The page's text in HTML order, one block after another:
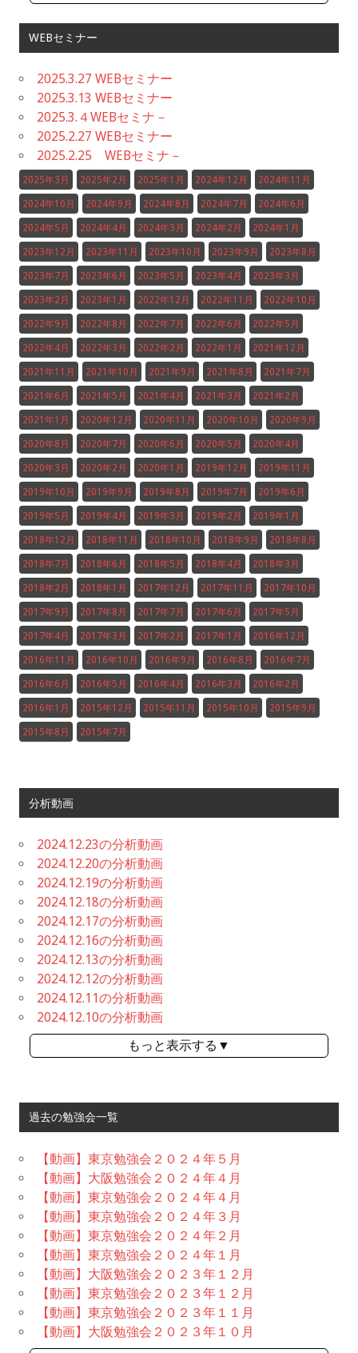
WEBセミナー
2025.3.27 WEBセミナー
2025.3.13 WEBセミナー
2025.3.４WEBセミナ－
2025.2.27 WEBセミナー
2025.2.25 WEBセミナ－
2025年3月 2025年2月 2025年1月 2024年12月 2024年11月
2024年10月 2024年9月 2024年8月 2024年7月 2024年6月
2024年5月 2024年4月 2024年3月 2024年2月 2024年1月
2023年12月 2023年11月 2023年10月 2023年9月 2023年8月
2023年7月 2023年6月 2023年5月 2023年4月 2023年3月
2023年2月 2023年1月 2022年12月 2022年11月 2022年10月
2022年9月 2022年8月 2022年7月 2022年6月 2022年5月
2022年4月 2022年3月 2022年2月 2022年1月 2021年12月
2021年11月 2021年10月 2021年9月 2021年8月 2021年7月
2021年6月 2021年5月 2021年4月 2021年3月 2021年2月
2021年1月 2020年12月 2020年11月 2020年10月 2020年9月
2020年8月 2020年7月 2020年6月 2020年5月 2020年4月
2020年3月 2020年2月 2020年1月 2019年12月 2019年11月
2019年10月 2019年9月 2019年8月 2019年7月 2019年6月
2019年5月 2019年4月 2019年3月 2019年2月 2019年1月
2018年12月 2018年11月 2018年10月 2018年9月 2018年8月
2018年7月 2018年6月 2018年5月 2018年4月 2018年3月
2018年2月 2018年1月 2017年12月 2017年11月 2017年10月
2017年9月 2017年8月 2017年7月 2017年6月 2017年5月
2017年4月 2017年3月 2017年2月 2017年1月 2016年12月
2016年11月 2016年10月 2016年9月 2016年8月 2016年7月
2016年6月 2016年5月 2016年4月 2016年3月 2016年2月
2016年1月 2015年12月 2015年11月 2015年10月 2015年9月
2015年8月 2015年7月
分析動画
2024.12.23の分析動画
2024.12.20の分析動画
2024.12.19の分析動画
2024.12.18の分析動画
2024.12.17の分析動画
2024.12.16の分析動画
2024.12.13の分析動画
2024.12.12の分析動画
2024.12.11の分析動画
2024.12.10の分析動画
もっと表示する▼
過去の勉強会一覧
【動画】東京勉強会２０２４年５月
【動画】大阪勉強会２０２４年４月
【動画】東京勉強会２０２４年４月
【動画】東京勉強会２０２４年３月
【動画】東京勉強会２０２４年２月
【動画】東京勉強会２０２４年１月
【動画】大阪勉強会２０２３年１２月
【動画】東京勉強会２０２３年１２月
【動画】東京勉強会２０２３年１１月
【動画】大阪勉強会２０２３年１０月